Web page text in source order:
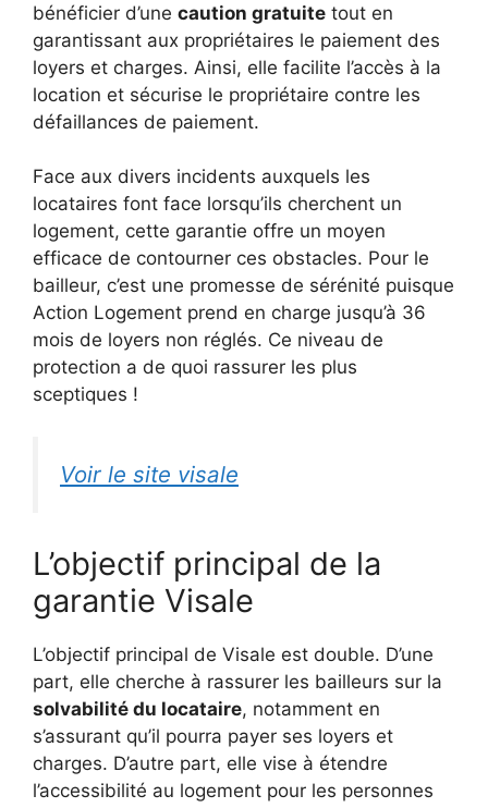
bénéficier d’une caution gratuite tout en
garantissant aux propriétaires le paiement des
loyers et charges. Ainsi, elle facilite l’accès à la
location et sécurise le propriétaire contre les
défaillances de paiement.
Face aux divers incidents auxquels les
locataires font face lorsqu’ils cherchent un
logement, cette garantie offre un moyen
efficace de contourner ces obstacles. Pour le
bailleur, c’est une promesse de sérénité puisque
Action Logement prend en charge jusqu’à 36
mois de loyers non réglés. Ce niveau de
protection a de quoi rassurer les plus
sceptiques !
Voir le site visale
L’objectif principal de la
garantie Visale
L’objectif principal de Visale est double. D’une
part, elle cherche à rassurer les bailleurs sur la
solvabilité du locataire, notamment en
s’assurant qu’il pourra payer ses loyers et
charges. D’autre part, elle vise à étendre
l’accessibilité au logement pour les personnes